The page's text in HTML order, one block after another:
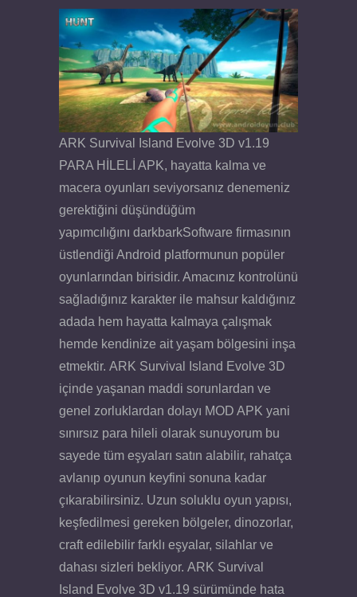
ARK Survival Island Evolve 3D v1.19
PARA HİLELİ APK, hayatta kalma ve
macera oyunları seviyorsanız denemeniz
gerektiğini düşündüğüm
yapımcılığını darkbarkSoftware firmasının
üstlendiği Android platformunun popüler
oyunlarından birisidir. Amacınız kontrolünü
sağladığınız karakter ile mahsur kaldığınız
adada hem hayatta kalmaya çalışmak
hemde kendinize ait yaşam bölgesini inşa
etmektir. ARK Survival Island Evolve 3D
içinde yaşanan maddi sorunlardan ve
genel zorluklardan dolayı MOD APK yani
sınırsız para hileli olarak sunuyorum bu
sayede tüm eşyaları satın alabilir, rahatça
avlanıp oyunun keyfini sonuna kadar
çıkarabilirsiniz. Uzun soluklu oyun yapısı,
keşfedilmesi gereken bölgeler, dinozorlar,
craft edilebilir farklı eşyalar, silahlar ve
dahası sizleri bekliyor. ARK Survival
Island Evolve 3D v1.19 sürümünde hata